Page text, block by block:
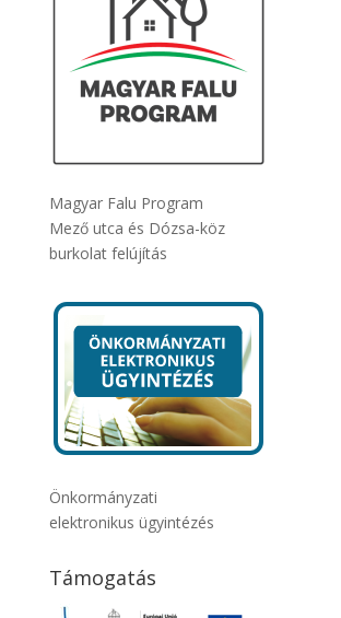
Magyar Falu Program
Mező utca és Dózsa-köz
burkolat felújítás
Önkormányzati
elektronikus ügyintézés
Támogatás